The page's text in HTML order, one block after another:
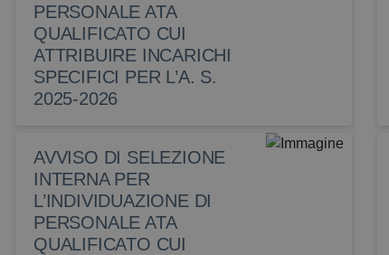
PERSONALE ATA
QUALIFICATO CUI
ATTRIBUIRE INCARICHI
SPECIFICI PER L’A. S.
2025-2026
AVVISO DI SELEZIONE
INTERNA PER
L’INDIVIDUAZIONE DI
PERSONALE ATA
QUALIFICATO CUI